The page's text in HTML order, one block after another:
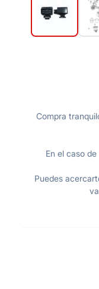
Compra
En el caso
Puedes